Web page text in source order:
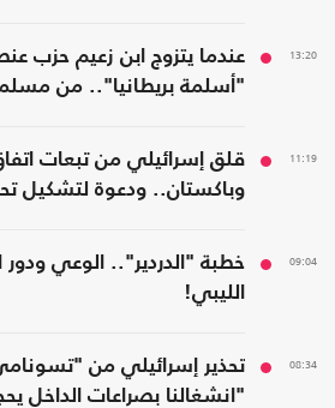
13:20
عندما يتزوج ابن زعيم حزب
"أسلمة بريطانيا".. من
11:19
قلق إسرائيلي من تبعات
وباكستان.. ودعوة لتشكيل
09:04
خطبة "الدردير".. الوعي ودور
الليبي!
08:34
تحذير إسرائيلي من
"انشغالنا بصراعات الداخل